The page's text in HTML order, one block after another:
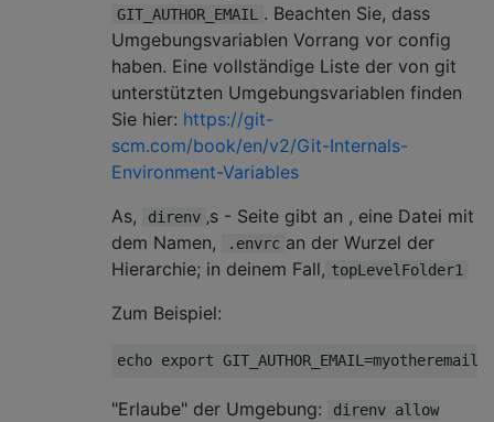
GIT_AUTHOR_EMAIL
. Beachten Sie, dass
Umgebungsvariablen Vorrang vor config
haben. Eine vollständige Liste der von git
unterstützten Umgebungsvariablen finden
Sie hier: https://git-
scm.com/book/en/v2/Git-Internals-
Environment-Variables
As,
direnv ‚s - Seite gibt an , eine Datei mit
dem Namen,
.envrc an der Wurzel der
Hierarchie; in deinem Fall, topLevelFolder1
Zum Beispiel:
"Erlaube" der Umgebung:
direnv allow